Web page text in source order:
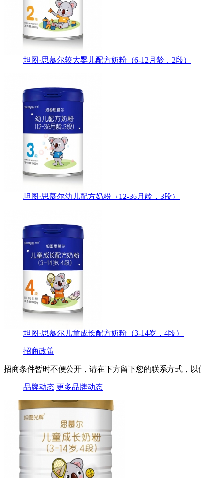
坦图·思慕尔较大婴儿配方奶粉（6-12月龄，2段）
坦图·思慕尔幼儿配方奶粉（12-36月龄，3段）
坦图·思慕尔儿童成长配方奶粉（3-14岁，4段）
招商政策
招商条件暂时不便公开，请在下方留下您的联系方式，以
品牌动态 更多品牌动态